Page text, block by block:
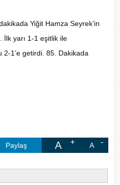
Yiğit Hamza Seyrek’in
İlk yarı 1-1 eşitlik ile
2-1’e getirdi. 85. Dakikada
Paylaş A A